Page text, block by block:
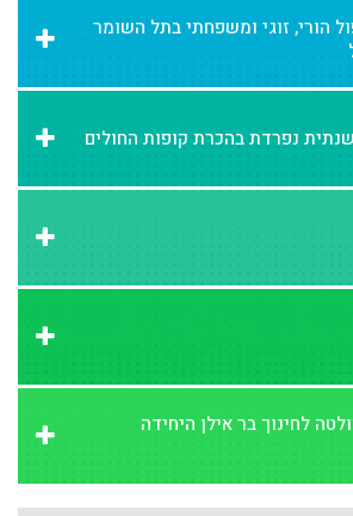
הורי, זוגי ומשפחתי בתל השומר
נפרדת בהכרת קופות החולים
לחינוך בר אילן היחידה